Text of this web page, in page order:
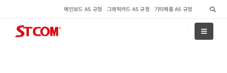
메인보드 AS 규정 그래픽카드 AS 규정 기타제품 AS 규정